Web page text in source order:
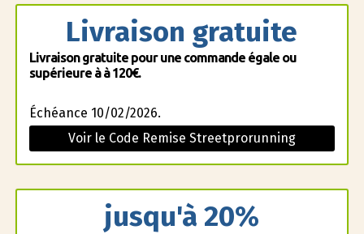
Livraison gratuite
Livraison gratuite pour une commande égale ou
supérieure à à 120€.
Échéance 10/02/2026.
Voir le Code Remise Streetprorunning
jusqu'à 20%